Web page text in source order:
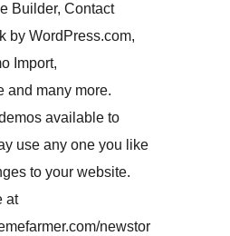
Builder, Contact
by WordPress.com,
Import,
and many more.
available to
use any one you like
to your website.
at
newstor